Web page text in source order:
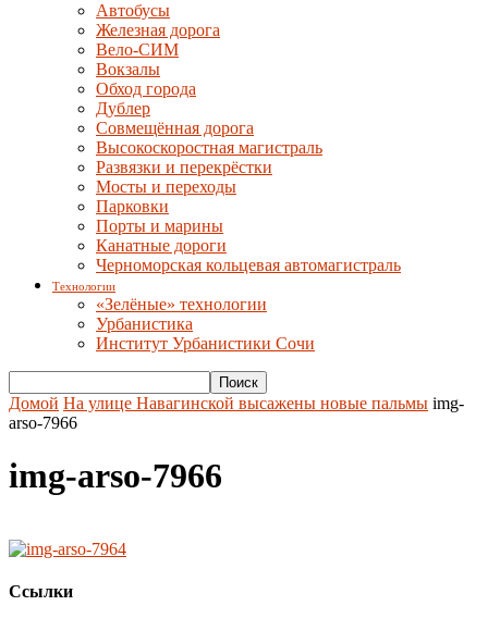
Автобусы
Железная дорога
Вело-СИМ
Вокзалы
Обход города
Дублер
Совмещённая дорога
Высокоскоростная магистраль
Развязки и перекрёстки
Мосты и переходы
Парковки
Порты и марины
Канатные дороги
Черноморская кольцевая автомагистраль
Технологии
«Зелёные» технологии
Урбанистика
Институт Урбанистики Сочи
Домой На улице Навагинской высажены новые пальмы img-
arso-7966
img-arso-7966
Ссылки